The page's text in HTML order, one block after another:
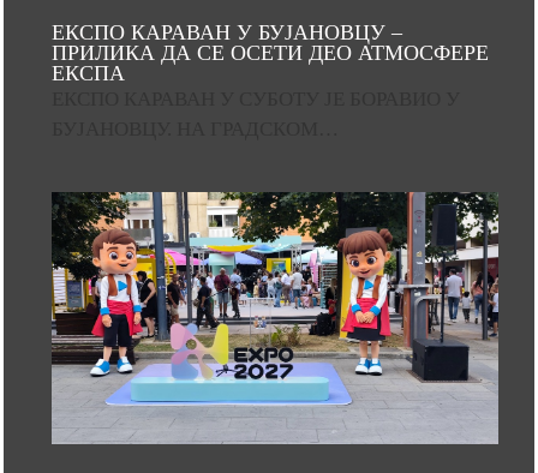
ЕКСПО КАРАВАН У БУЈАНОВЦУ –
ПРИЛИКА ДА СЕ ОСЕТИ ДЕО АТМОСФЕРЕ
ЕКСПА